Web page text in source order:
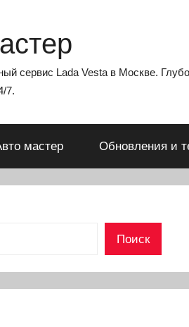
сервис Lada Vesta в Москве.
7.
мастер Обновления и
Поиск